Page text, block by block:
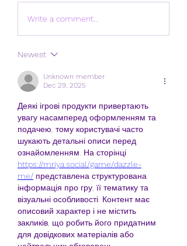
Write a comment...
Newest
Unknown member
Dec 29, 2025
Деякі ігрові продукти привертають
увагу насамперед оформленням та
подачею, тому користувачі часто
шукають детальні описи перед
https://mriya.social/game/dazzle-
me/ представлена структурована
інформація про гру, її тематику та
візуальні особливості. Контент має
описовий характер і не містить
закликів, що робить його придатним
для довідкових матеріалів або